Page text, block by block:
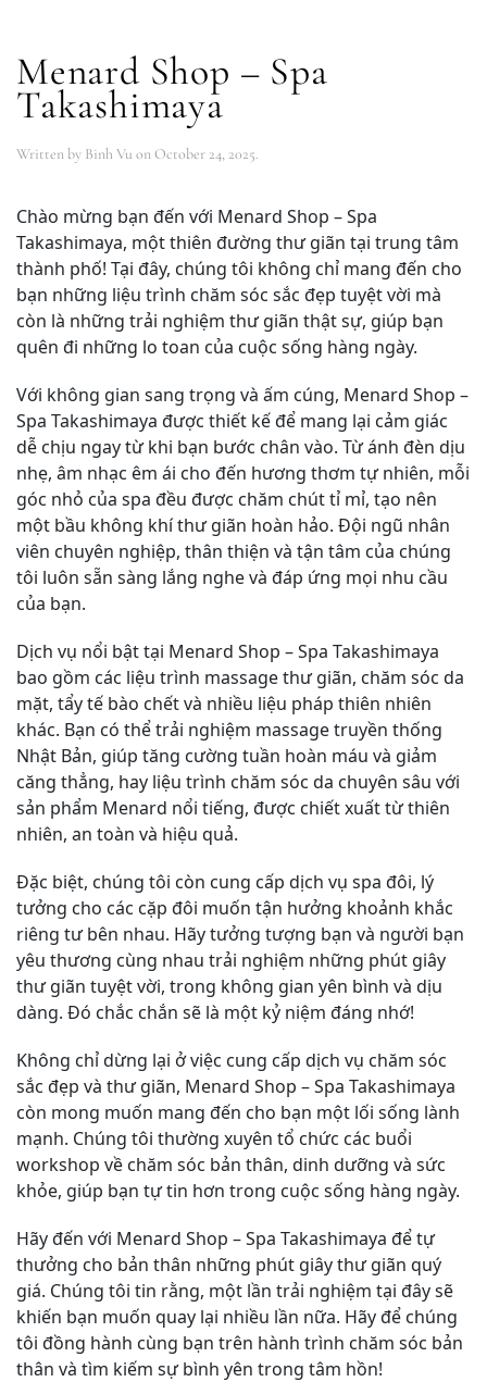
Menard Shop – Spa
Takashimaya
Written by Binh Vu onOctober 24, 2025.
Chào mừng bạn đến với Menard Shop – Spa
Takashimaya, một thiên đường thư giãn tại trung tâm
thành phố! Tại đây, chúng tôi không chỉ mang đến cho
bạn những liệu trình chăm sóc sắc đẹp tuyệt vời mà
còn là những trải nghiệm thư giãn thật sự, giúp bạn
quên đi những lo toan của cuộc sống hàng ngày.
Với không gian sang trọng và ấm cúng, Menard Shop –
Spa Takashimaya được thiết kế để mang lại cảm giác
dễ chịu ngay từ khi bạn bước chân vào. Từ ánh đèn dịu
nhẹ, âm nhạc êm ái cho đến hương thơm tự nhiên, mỗi
góc nhỏ của spa đều được chăm chút tỉ mỉ, tạo nên
một bầu không khí thư giãn hoàn hảo. Đội ngũ nhân
viên chuyên nghiệp, thân thiện và tận tâm của chúng
tôi luôn sẵn sàng lắng nghe và đáp ứng mọi nhu cầu
của bạn.
Dịch vụ nổi bật tại Menard Shop – Spa Takashimaya
bao gồm các liệu trình massage thư giãn, chăm sóc da
mặt, tẩy tế bào chết và nhiều liệu pháp thiên nhiên
khác. Bạn có thể trải nghiệm massage truyền thống
Nhật Bản, giúp tăng cường tuần hoàn máu và giảm
căng thẳng, hay liệu trình chăm sóc da chuyên sâu với
sản phẩm Menard nổi tiếng, được chiết xuất từ thiên
nhiên, an toàn và hiệu quả.
Đặc biệt, chúng tôi còn cung cấp dịch vụ spa đôi, lý
tưởng cho các cặp đôi muốn tận hưởng khoảnh khắc
riêng tư bên nhau. Hãy tưởng tượng bạn và người bạn
yêu thương cùng nhau trải nghiệm những phút giây
thư giãn tuyệt vời, trong không gian yên bình và dịu
dàng. Đó chắc chắn sẽ là một kỷ niệm đáng nhớ!
Không chỉ dừng lại ở việc cung cấp dịch vụ chăm sóc
sắc đẹp và thư giãn, Menard Shop – Spa Takashimaya
còn mong muốn mang đến cho bạn một lối sống lành
mạnh. Chúng tôi thường xuyên tổ chức các buổi
workshop về chăm sóc bản thân, dinh dưỡng và sức
khỏe, giúp bạn tự tin hơn trong cuộc sống hàng ngày.
Hãy đến với Menard Shop – Spa Takashimaya để tự
thưởng cho bản thân những phút giây thư giãn quý
giá. Chúng tôi tin rằng, một lần trải nghiệm tại đây sẽ
khiến bạn muốn quay lại nhiều lần nữa. Hãy để chúng
tôi đồng hành cùng bạn trên hành trình chăm sóc bản
thân và tìm kiếm sự bình yên trong tâm hồn!